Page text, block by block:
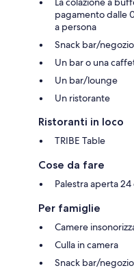
pagamento dalle
a persona
Snack bar/
Un bar o una
Un bar/lounge
Un ristorante
Ristoranti in loco
TRIBE Table
Cose da fare
Palestra aperta 24
Per famiglie
Camere
Culla in camera
Snack bar/